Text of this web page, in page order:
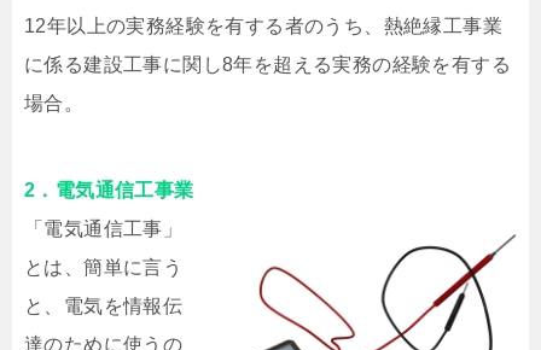
12年以上の実務経験を有する者のうち、熱絶縁工事業
に係る建設工事に関し8年を超える実務の経験を有する
場合。
2．電気通信工事業
「電気通信工事」
とは、簡単に言う
と、電気を情報伝
達のために使うの